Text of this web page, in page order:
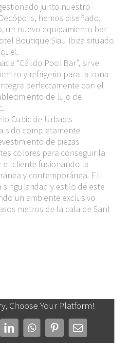
junto nuestro
hemos diseñado,
un nuevo equipamiento bar
Boutique Siau Ibiza situado
“Cálido Pool Bar”, sirve
y refrigerio para la zona
perfectamente con el
de lujo de
Cubic de Urbadis
sido completamente
de piezas
colores para conseguir la
el cliente fusionando la
y contemporánea. El
y estilo de este
un ambiente exclusivo
metros de la cala de Sant
Choose Your Platform!
LinkedInWhatsAppPinterestCorreo
electrónico